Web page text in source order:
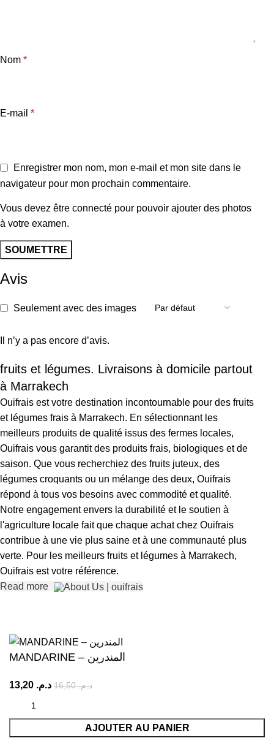
Avis
Seulement avec des images
Il n’y a pas encore d’avis.
Nom*
E-mail*
Enregistrer mon nom, mon e-mail et mon site dans le
navigateur pour mon prochain commentaire.
Vous devez être connecté pour pouvoir ajouter des photos
à votre examen.
fruits et légumes. Livraisons à domicile partout
à Marrakech
Ouifrais est votre destination incontournable pour des fruits
et légumes frais à Marrakech. En sélectionnant les
meilleurs produits de qualité issus des fermes locales,
Ouifrais vous garantit des produits frais, biologiques et de
saison. Que vous recherchiez des fruits juteux, des
légumes croquants ou un mélange des deux, Ouifrais
répond à tous vos besoins avec commodité et qualité.
Notre engagement envers la durabilité et le soutien à
l'agriculture locale fait que chaque achat chez Ouifrais
contribue à une vie plus saine et à une communauté plus
verte. Pour les meilleurs fruits et légumes à Marrakech,
Ouifrais est votre référence.
Read more
MANDARINE – المندرين
د.م.16,50 د.م.
AJOUTER AU PANIER